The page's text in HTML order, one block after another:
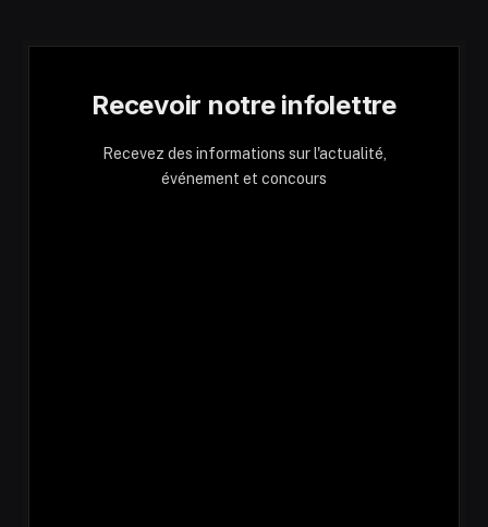
Recevoir notre infolettre
Recevez des informations sur l'actualité,
événement et concours